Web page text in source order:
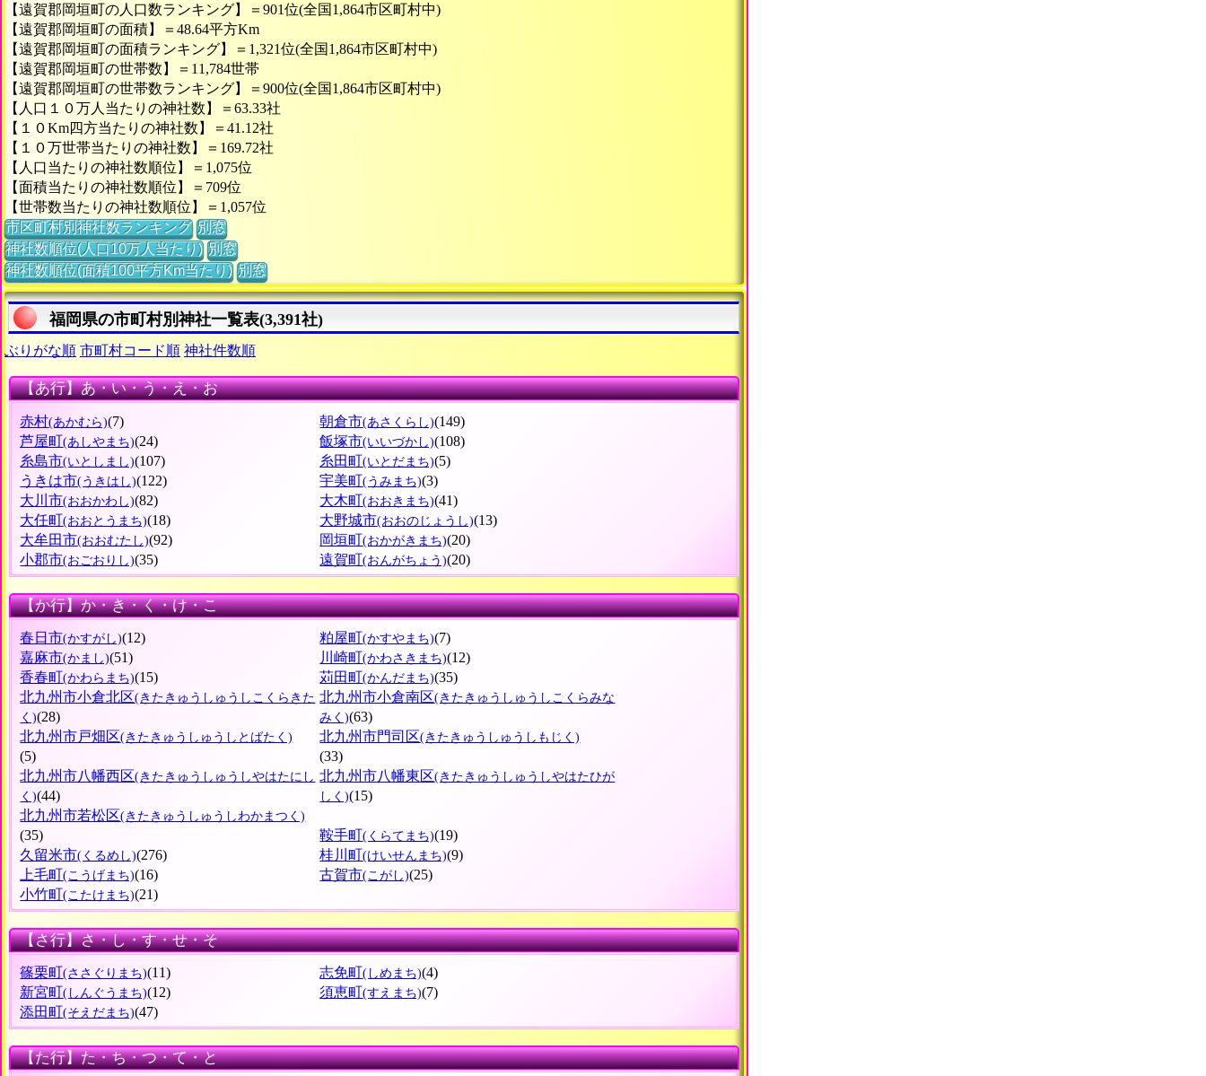
【遠賀郡岡垣町の人口数ランキング】＝901位(全国1,864市区町村中)
【遠賀郡岡垣町の面積】＝48.64平方Km
【遠賀郡岡垣町の面積ランキング】＝1,321位(全国1,864市区町村中)
【遠賀郡岡垣町の世帯数】＝11,784世帯
【遠賀郡岡垣町の世帯数ランキング】＝900位(全国1,864市区町村中)
【人口１０万人当たりの神社数】＝63.33社
【１０Km四方当たりの神社数】＝41.12社
【１０万世帯当たりの神社数】＝169.72社
【人口当たりの神社数順位】＝1,075位
【面積当たりの神社数順位】＝709位
【世帯数当たりの神社数順位】＝1,057位
市区町村別神社数ランキング 別窓
神社数順位(人口10万人当たり) 別窓
神社数順位(面積100平方Km当たり) 別窓
福岡県の市町村別神社一覧表(3,391社)
ぶりがな順 市町村コード順 神社件数順
【あ行】あ・い・う・え・お
赤村(あかむら)(7) 朝倉市(あさくらし)(149)
芦屋町(あしやまち)(24) 飯塚市(いいづかし)(108)
糸島市(いとしまし)(107) 糸田町(いとだまち)(5)
うきは市(うきはし)(122) 宇美町(うみまち)(3)
大川市(おおかわし)(82) 大木町(おおきまち)(41)
大任町(おおとうまち)(18) 大野城市(おおのじょうし)(13)
大牟田市(おおむたし)(92) 岡垣町(おかがきまち)(20)
小郡市(おごおりし)(35) 遠賀町(おんがちょう)(20)
【か行】か・き・く・け・こ
春日市(かすがし)(12) 粕屋町(かすやまち)(7)
嘉麻市(かまし)(51) 川崎町(かわさきまち)(12)
香春町(かわらまち)(15) 苅田町(かんだまち)(35)
北九州市小倉北区(きたきゅうしゅうしこくらきた
く)(28)
北九州市小倉南区(きたきゅうしゅうしこくらみな
みく)(63)
北九州市戸畑区(きたきゅうしゅうしとばたく)
(5)
北九州市門司区(きたきゅうしゅうしもじく)
(33)
北九州市八幡西区(きたきゅうしゅうしやはたにし
く)(44)
北九州市八幡東区(きたきゅうしゅうしやはたひが
しく)(15)
北九州市若松区(きたきゅうしゅうしわかまつく)
(35) 鞍手町(くらてまち)(19)
久留米市(くるめし)(276) 桂川町(けいせんまち)(9)
上毛町(こうげまち)(16) 古賀市(こがし)(25)
小竹町(こたけまち)(21)
【さ行】さ・し・す・せ・そ
篠栗町(ささぐりまち)(11) 志免町(しめまち)(4)
新宮町(しんぐうまち)(12) 須恵町(すえまち)(7)
添田町(そえだまち)(47)
【た行】た・ち・つ・て・と